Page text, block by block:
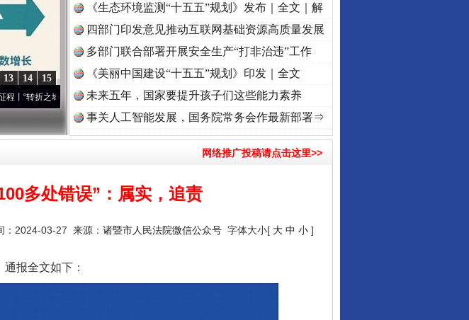
15
14
13
城”激荡..·[视频] 牢记初心使命 奋进复兴征程丨红船起航处 潮起..·[视频]一首歌的时间，读懂乐至的“诗与远方”
《生态环境监测“十五五”规划》发布｜全文｜解
读
四部门印发意见推动互联网基础资源高质量发展
多部门联合部署开展安全生产“打非治违”工作
《美丽中国建设“十五五”规划》印发｜全文
未来五年，国家要提升孩子们这些能力素养
事关人工智能发展，国务院常务会作最新部署⇒
网络推广投稿请点击这里>>
多处错误”：属实，追责
：2024-03-27 来源： 诸暨市人民法院微信公众号 字体大小[ 大 中 小 ]
报全文如下：